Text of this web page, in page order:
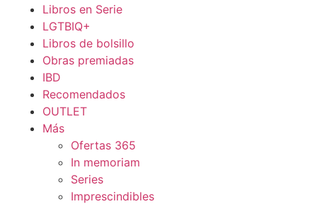
Libros en Serie
LGTBIQ+
Libros de bolsillo
Obras premiadas
IBD
Recomendados
OUTLET
Más
Ofertas 365
In memoriam
Series
Imprescindibles